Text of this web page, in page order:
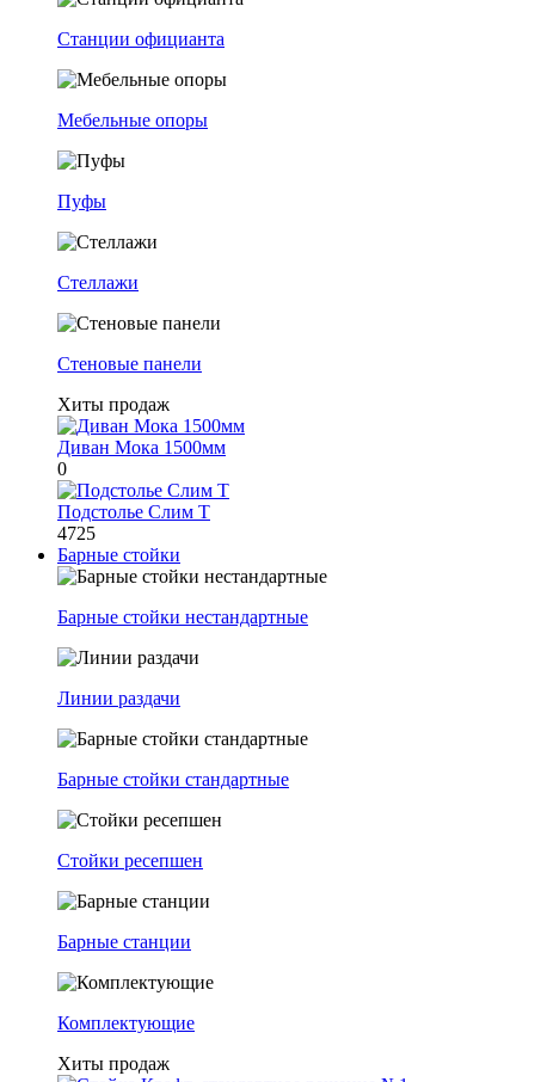
Станции официанта
Мебельные опоры
Пуфы
Стеллажи
Стеновые панели
Хиты продаж
Диван Мока 1500мм
0
Подстолье Слим Т
4725
Барные стойки
Барные стойки нестандартные
Линии раздачи
Барные стойки стандартные
Стойки ресепшен
Барные станции
Комплектующие
Хиты продаж